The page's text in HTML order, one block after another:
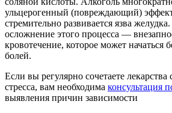
ульцерогенный (повреждающий) эффект
стремительно развивается язва
осложнение этого процесса —
кровотечение, которое может начаться
болей.
Если вы регулярно сочетаете
стресса, вам необходима консультация
выявления причин зависимости